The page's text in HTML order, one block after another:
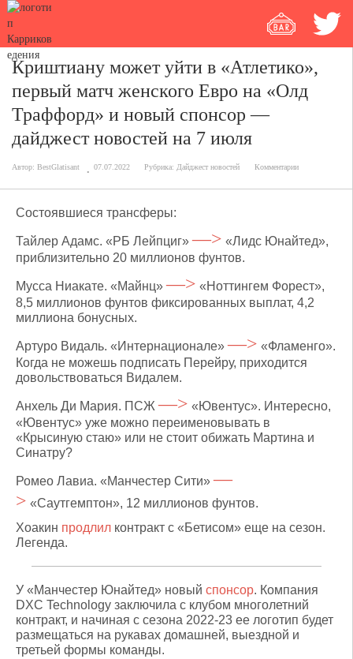
Криштиану может уйти в «Атлетико»,
первый матч женского Евро на «Олд
Траффорд» и новый спонсор —
дайджест новостей на 7 июля
Автор: BestGlatisant 07.07.2022 Рубрика: Дайджест новостей Комментарии
Состоявшиеся трансферы:
Тайлер Адамс. «РБ Лейпциг»—> «Лидс Юнайтед»,
приблизительно 20 миллионов фунтов.
Мусса Ниакате. «Майнц»—> «Ноттингем Форест»,
8,5 миллионов фунтов фиксированных выплат, 4,2
миллиона бонусных.
Артуро Видаль. «Интернационале»—> «Фламенго».
Когда не можешь подписать Перейру, приходится
довольствоваться Видалем.
Анхель Ди Мария. ПСЖ—> «Ювентус». Интересно,
«Ювентус» уже можно переименовывать в
«Крысиную стаю» или не стоит обижать Мартина и
Синатру?
Ромео Лавиа. «Манчестер Сити»—
> «Саутгемптон», 12 миллионов фунтов.
Хоакин продлил контракт с «Бетисом» еще на сезон.
Легенда.
У «Манчестер Юнайтед» новый спонсор. Компания
DXC Technology заключила с клубом многолетний
контракт, и начиная с сезона 2022-23 ее логотип будет
размещаться на рукавах домашней, выездной и
третьей формы команды.